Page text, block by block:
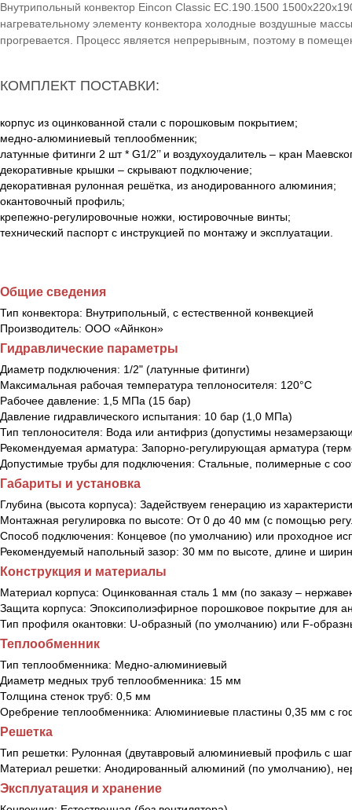
Внутрипольный конвектор Eincon Classic EC.190.1500
нагревательному элементу конвектора холодные воздушные
прогревается. Процесс является непрерывным, поэтому в
КОМПЛЕКТ ПОСТАВКИ:
корпус из оцинкованной стали с порошковым покрытием;
медно-алюминиевый теплообменник;
латунные фитинги 2 шт * G1/2’’ и воздухоудалитель – кран
декоративные крышки – скрывают подключение;
декоративная рулонная решётка, из анодированного алюминия;
окантовочный профиль;
крепежно-регулировочные ножки, юстировочные винты;
технический паспорт с инструкцией по монтажу и эксплуатации.
Общие сведения
Тип конвектора: Внутрипольный, с естественной конвекцией
Производитель: ООО «Айнкон»
Гидравлические параметры
Диаметр подключения: 1/2" (латунные фитинги)
Максимальная рабочая температура теплоносителя: 120°С
Рабочее давление: 1,5 МПа (15 бар)
Давление гидравлического испытания: 10 бар (1,0 МПа)
Тип теплоносителя: Вода или антифриз (допустимы
Рекомендуемая арматура: Запорно-регулирующая арматура
Допустимые трубы для подключения: Стальные, полимерные с
Габариты и установка
Глубина (высота корпуса): Задействуем генерацию из
Монтажная регулировка по высоте: От 0 до 40 мм (с помощью
Способ подключения: Концевое (по умолчанию) или проходное
Рекомендуемый напольный зазор: 30 мм по высоте, длине и
Конструкция и материалы
Материал корпуса: Оцинкованная сталь 1 мм (по заказу –
Защита корпуса: Эпоксиполиэфирное порошковое покрытие для
Тип профиля окантовки: U-образный (по умолчанию) или F-
Теплообменник
Тип теплообменника: Медно-алюминиевый
Диаметр медных труб теплообменника: 15 мм
Толщина стенок труб: 0,5 мм
Оребрение теплообменника: Алюминиевые пластины 0,35 мм с
Решетка
Тип решетки: Рулонная (двутавровый алюминиевый профиль с
Материал решетки: Анодированный алюминий (по умолчанию),
Эксплуатация и хранение